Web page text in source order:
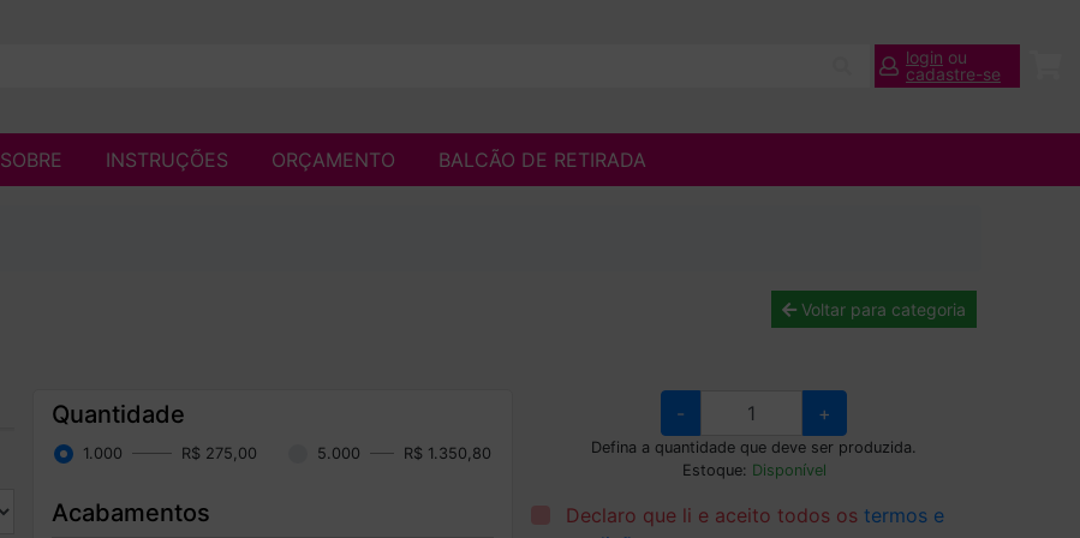
login ou
cadastre-se
SOBRE INSTRUÇÕES ORÇAMENTO BALCÃO DE RETIRADA
Voltar para categoria
Quantidade
1.000 R$ 275,00 5.000 R$ 1.350,80
Acabamentos
- +
Defina a quantidade que deve ser produzida.
Estoque: Disponível
Declaro que li e aceito todos ostermos e